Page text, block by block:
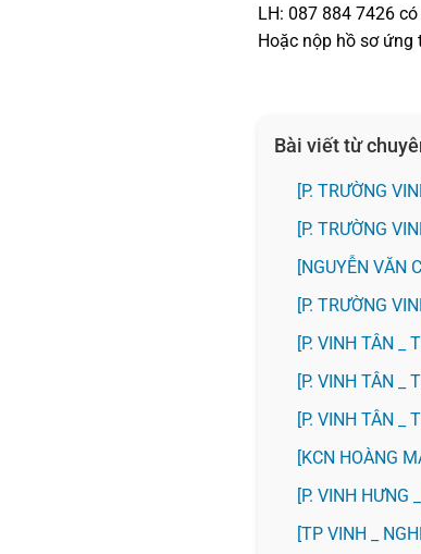
LH: 087 884 7426 có
Hoặc nộp hồ sơ
Bài viết từ
[P. TRƯỜNG
[P. TRƯỜNG
[NGUYỄN VĂN
[P. TRƯỜNG
[P. VINH TÂN _
[P. VINH TÂN _
[P. VINH TÂN _
️[KCN HOÀNG
️[P. VINH HƯNG
[TP VINH _